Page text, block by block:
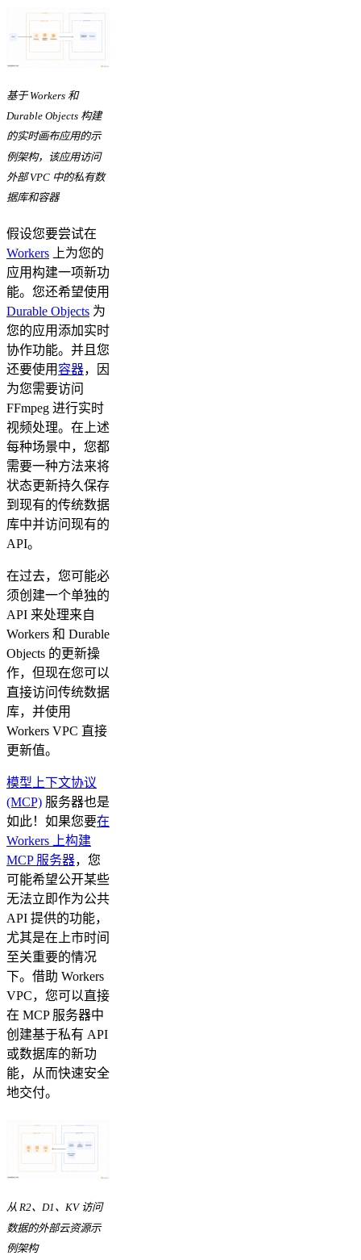
基于 Workers 和
Durable Objects 构建
的实时画布应用的示
例架构，该应用访问
外部 VPC 中的私有数
据库和容器
假设您要尝试在
Workers 上为您的
应用构建一项新功
能。您还希望使用
Durable Objects 为
您的应用添加实时
协作功能。并且您
还要使用 容器，因
为您需要访问
FFmpeg 进行实时
视频处理。在上述
每种场景中，您都
需要一种方法来将
状态更新持久保存
到现有的传统数据
库中并访问现有的
API。
在过去，您可能必
须创建一个单独的
API 来处理来自
Workers 和 Durable
Objects 的更新操
作，但现在您可以
直接访问传统数据
库，并使用
Workers VPC 直接
更新值。
模型上下文协议
(MCP) 服务器也是
如此！如果您要在
Workers 上构建
MCP 服务器，您
可能希望公开某些
无法立即作为公共
API 提供的功能，
尤其是在上市时间
至关重要的情况
下。借助 Workers
VPC，您可以直接
在 MCP 服务器中
创建基于私有 API
或数据库的新功
能，从而快速安全
地交付。
从 R2、D1、KV 访问
数据的外部云资源示
例架构